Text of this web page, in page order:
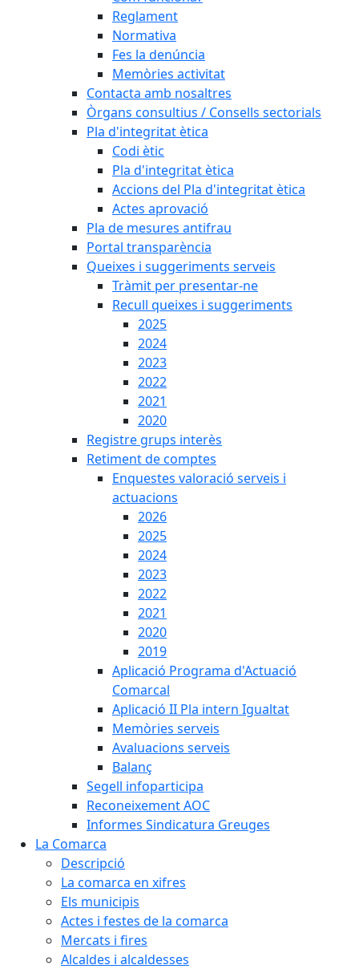
Reglament
Normativa
Fes la denúncia
Memòries activitat
Contacta amb nosaltres
Òrgans consultius / Consells sectorials
Pla d'integritat ètica
Codi ètic
Pla d'integritat ètica
Accions del Pla d'integritat ètica
Actes aprovació
Pla de mesures antifrau
Portal transparència
Queixes i suggeriments serveis
Tràmit per presentar-ne
Recull queixes i suggeriments
2025
2024
2023
2022
2021
2020
Registre grups interès
Retiment de comptes
Enquestes valoració serveis i
actuacions
2026
2025
2024
2023
2022
2021
2020
2019
Aplicació Programa d'Actuació
Comarcal
Aplicació II Pla intern Igualtat
Memòries serveis
Avaluacions serveis
Balanç
Segell infoparticipa
Reconeixement AOC
Informes Sindicatura Greuges
La Comarca
Descripció
La comarca en xifres
Els municipis
Actes i festes de la comarca
Mercats i fires
Alcaldes i alcaldesses